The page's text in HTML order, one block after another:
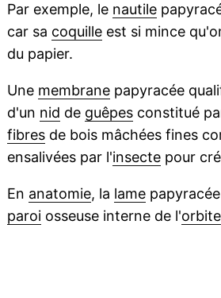
Par exemple, le nautile
car sa coquilleest si mince
du papier.
Une membranepapyracée
d'un nid de guêpesconstitué
fibresde bois mâchées fines
ensalivées par l'insectepour
En anatomie, la lame
paroiosseuse interne de l'orbite